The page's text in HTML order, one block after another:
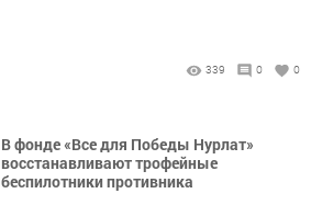
339 0 0
В фонде «Все для Победы Нурлат»
восстанавливают трофейные
беспилотники противника